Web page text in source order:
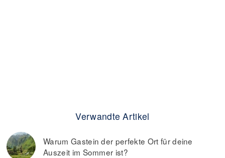
Verwandte Artikel
Warum Gastein der perfekte Ort für deine
Auszeit im Sommer ist?